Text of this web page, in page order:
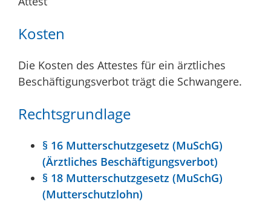
Kosten
Die Kosten des Attestes für ein ärztliches
Beschäftigungsverbot trägt die Schwangere.
Rechtsgrundlage
§ 16 Mutterschutzgesetz (MuSchG)
(Ärztliches Beschäftigungsverbot)
§ 18 Mutterschutzgesetz (MuSchG)
(Mutterschutzlohn)